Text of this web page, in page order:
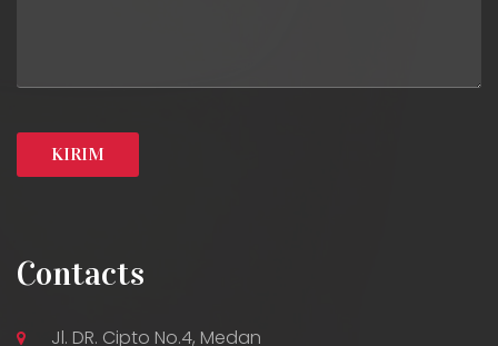
Contacts
Jl. DR. Cipto No.4, Medan